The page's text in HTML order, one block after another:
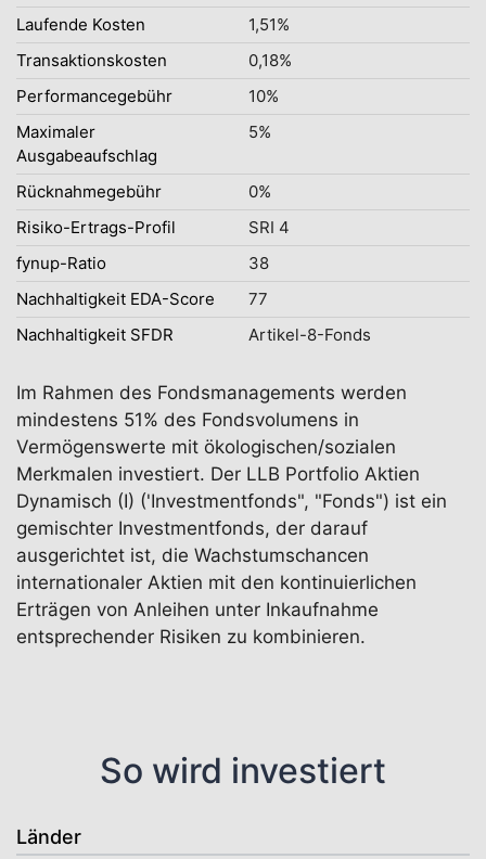
Laufende Kosten
1,51%
Transaktionskosten
0,18%
Performancegebühr
10%
Maximaler
Ausgabeaufschlag
5%
Rücknahmegebühr
0%
Risiko-Ertrags-Profil
SRI 4
fynup-Ratio
38
Nachhaltigkeit EDA-Score
77
Nachhaltigkeit SFDR
Artikel-8-Fonds
Im Rahmen des Fondsmanagements werden
mindestens 51% des Fondsvolumens in
Vermögenswerte mit ökologischen/sozialen
Merkmalen investiert. Der LLB Portfolio Aktien
Dynamisch (I) ('Investmentfonds", "Fonds") ist ein
gemischter Investmentfonds, der darauf
ausgerichtet ist, die Wachstumschancen
internationaler Aktien mit den kontinuierlichen
Erträgen von Anleihen unter Inkaufnahme
entsprechender Risiken zu kombinieren.
So wird investiert
Länder